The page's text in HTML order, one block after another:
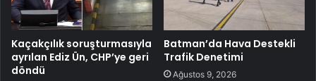
Kaçakçılık soruşturmasıyla
ayrılan Ediz Ün, CHP’ye geri
döndü
Batman’da Hava Destekli
Trafik Denetimi
Ağustos 9, 2026